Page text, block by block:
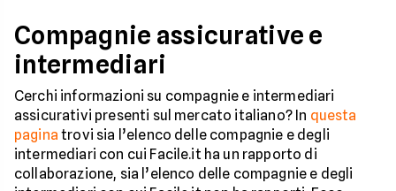
Compagnie assicurative e
intermediari
Cerchi informazioni su compagnie e intermediari
assicurativi presenti sul mercato italiano? In questa
pagina trovi sia l’elenco delle compagnie e degli
intermediari con cui Facile.it ha un rapporto di
collaborazione, sia l’elenco delle compagnie e degli